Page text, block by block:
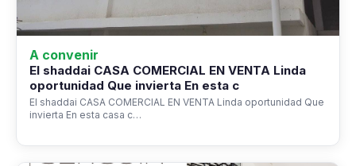
A convenir
El shaddai CASA COMERCIAL EN VENTA Linda
oportunidad Que invierta En esta c
El shaddai CASA COMERCIAL EN VENTA Linda oportunidad Que
invierta En esta casa c…